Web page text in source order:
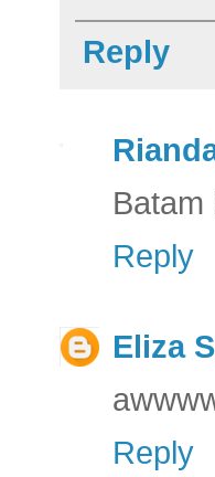
Reply
Batam
Reply
Eliza
Reply